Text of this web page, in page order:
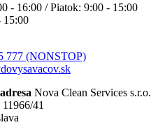
- 16:00 / Piatok: 9:00 - 15:00
15:00
777 (NONSTOP)
Nova Clean Services s.r.o.
41